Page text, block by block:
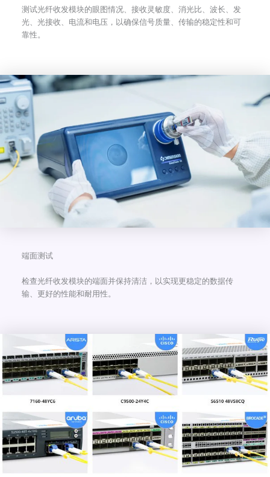
测试光纤收发模块的眼图情况、接收灵敏度、消光比、波长、发
光、光接收、电流和电压，以确保信号质量、传输的稳定性和可
靠性。
端面测试
检查光纤收发模块的端面并保持清洁，以实现更稳定的数据传
输、更好的性能和耐用性。